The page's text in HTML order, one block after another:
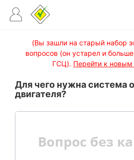
(Вы зашли на старый набор
вопросов (он устарел и
ГСЦ). Перейти к
Для чего нужна система
двигателя?